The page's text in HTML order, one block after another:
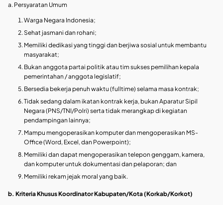
a. Persyaratan Umum
Warga Negara Indonesia;
Sehat jasmani dan rohani;
Memiliki dedikasi yang tinggi dan berjiwa sosial untuk membantu
masyarakat;
Bukan anggota partai politik atau tim sukses pemilihan kepala
pemerintahan / anggota legislatif;
Bersedia bekerja penuh waktu (fulltime) selama masa kontrak;
Tidak sedang dalam ikatan kontrak kerja, bukan Aparatur Sipil
Negara (PNS/TNI/Polri) serta tidak merangkap di kegiatan
pendampingan lainnya;
Mampu mengoperasikan komputer dan mengoperasikan MS-
Office (Word, Excel, dan Powerpoint);
Memiliki dan dapat mengoperasikan telepon genggam, kamera,
dan komputer untuk dokumentasi dan pelaporan; dan
Memiliki rekam jejak moral yang baik.
b. Kriteria Khusus Koordinator Kabupaten/Kota (Korkab/Korkot)